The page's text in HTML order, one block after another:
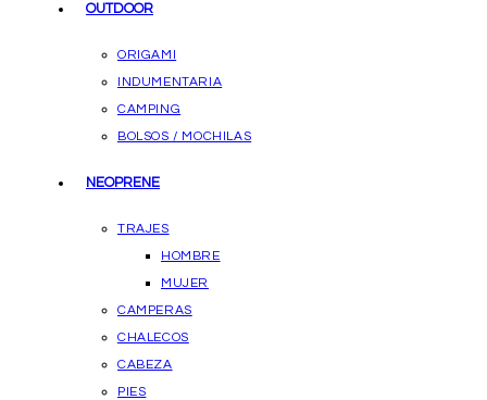
OUTDOOR
ORIGAMI
INDUMENTARIA
CAMPING
BOLSOS / MOCHILAS
NEOPRENE
TRAJES
HOMBRE
MUJER
CAMPERAS
CHALECOS
CABEZA
PIES